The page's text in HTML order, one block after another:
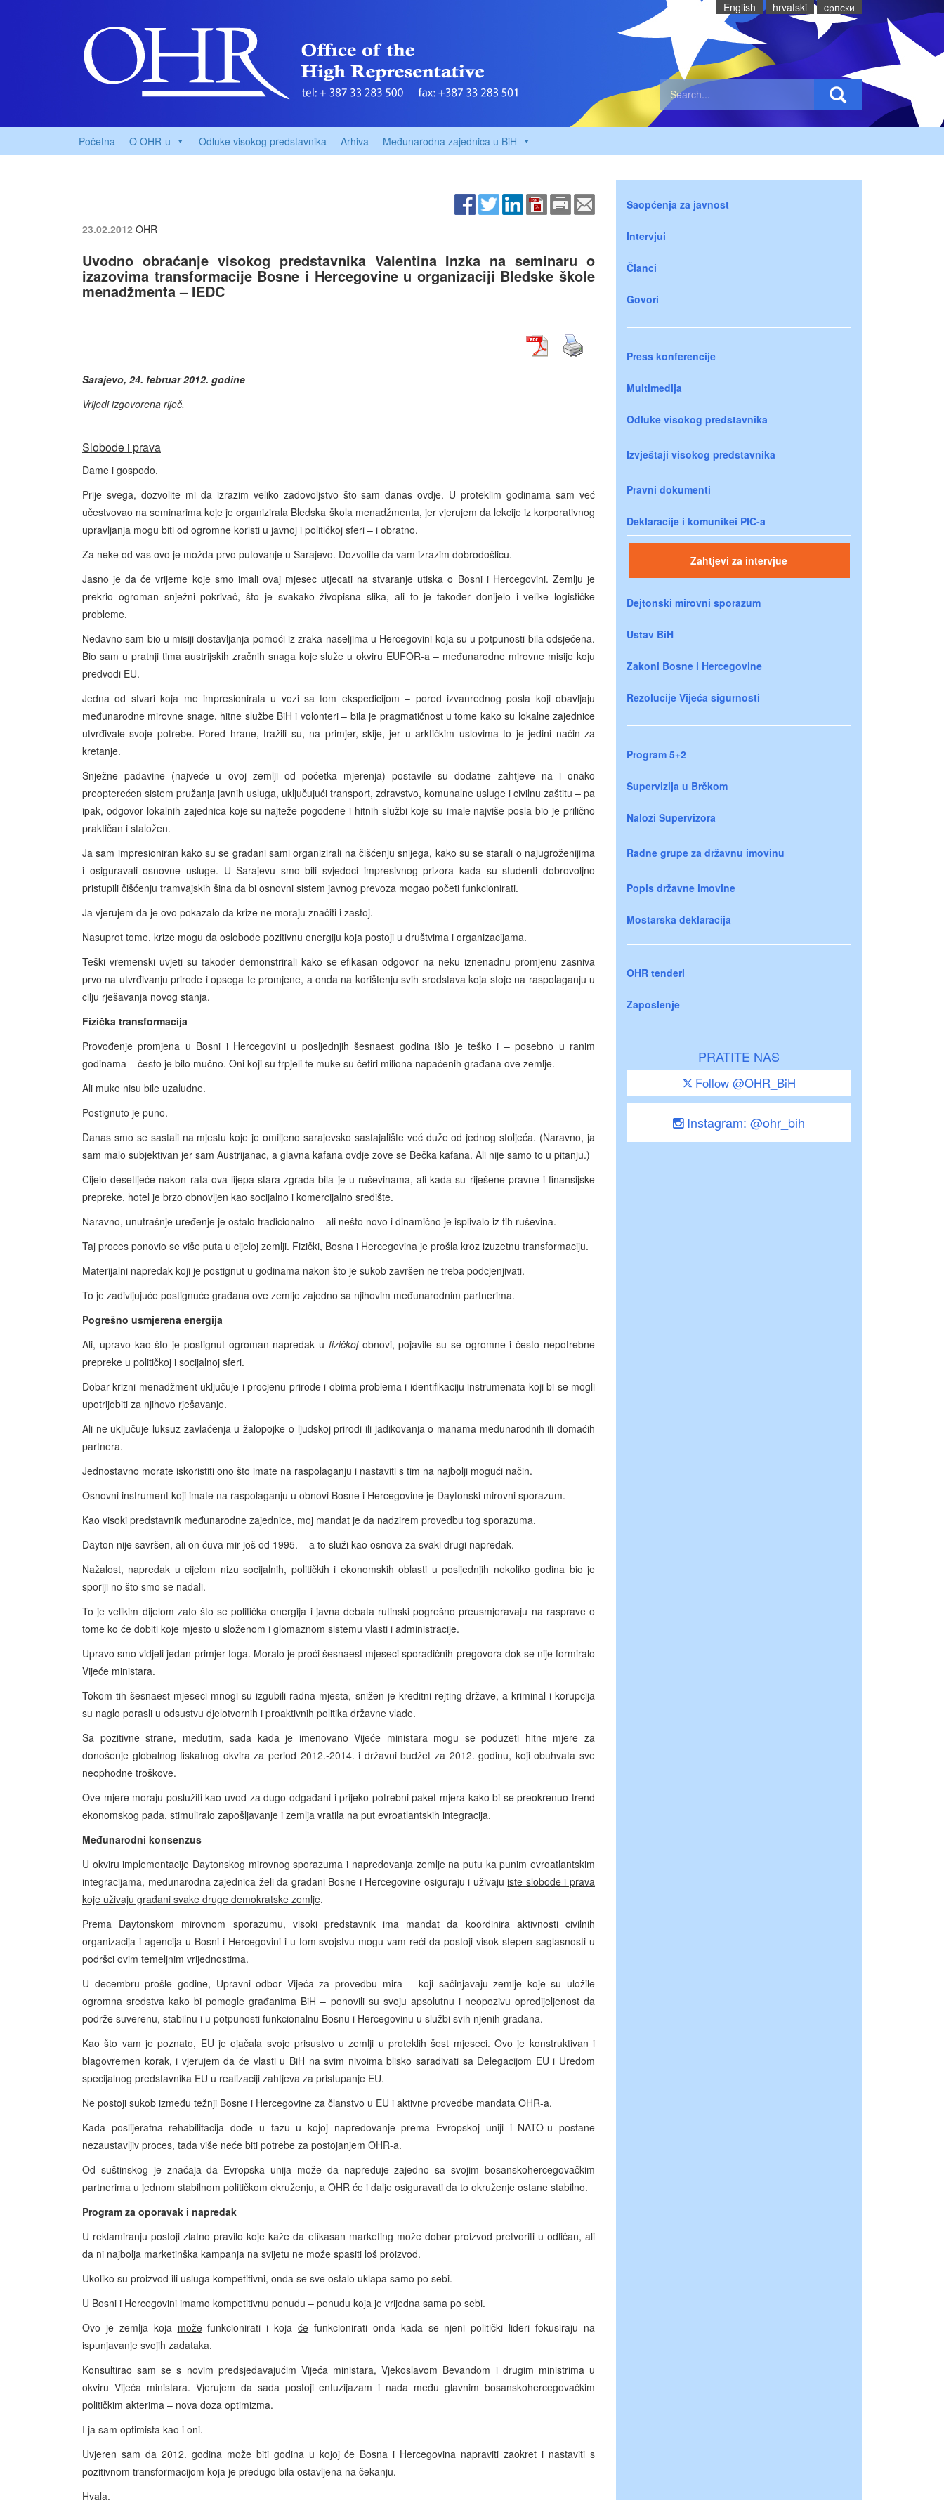
English hrvatski cрпски
Početna O OHR-u Odluke visokog predstavnika Arhiva Međunarodna zajednica u BiH
23.02.2012 OHR
Uvodno obraćanje visokog predstavnika Valentina Inzka na seminaru o
izazovima transformacije Bosne i Hercegovine u organizaciji Bledske škole
menadžmenta – IEDC
Sarajevo, 24. februar 2012. godine
Vrijedi izgovorena riječ.
Slobode i prava
Dame i gospodo,
Prije svega, dozvolite mi da izrazim veliko zadovoljstvo što sam danas ovdje. U proteklim godinama sam već
učestvovao na seminarima koje je organizirala Bledska škola menadžmenta, jer vjerujem da lekcije iz korporativnog
upravljanja mogu biti od ogromne koristi u javnoj i političkoj sferi – i obratno.
Za neke od vas ovo je možda prvo putovanje u Sarajevo. Dozvolite da vam izrazim dobrodošlicu.
Jasno je da će vrijeme koje smo imali ovaj mjesec utjecati na stvaranje utiska o Bosni i Hercegovini. Zemlju je
prekrio ogroman snježni pokrivač, što je svakako živopisna slika, ali to je također donijelo i velike logističke
probleme.
Nedavno sam bio u misiji dostavljanja pomoći iz zraka naseljima u Hercegovini koja su u potpunosti bila odsječena.
Bio sam u pratnji tima austrijskih zračnih snaga koje služe u okviru EUFOR-a – međunarodne mirovne misije koju
predvodi EU.
Jedna od stvari koja me impresionirala u vezi sa tom ekspedicijom – pored izvanrednog posla koji obavljaju
međunarodne mirovne snage, hitne službe BiH i volonteri – bila je pragmatičnost u tome kako su lokalne zajednice
utvrđivale svoje potrebe. Pored hrane, tražili su, na primjer, skije, jer u arktičkim uslovima to je jedini način za
kretanje.
Snježne padavine (najveće u ovoj zemlji od početka mjerenja) postavile su dodatne zahtjeve na i onako
preopterećen sistem pružanja javnih usluga, uključujući transport, zdravstvo, komunalne usluge i civilnu zaštitu – pa
ipak, odgovor lokalnih zajednica koje su najteže pogođene i hitnih službi koje su imale najviše posla bio je prilično
praktičan i staložen.
Ja sam impresioniran kako su se građani sami organizirali na čišćenju snijega, kako su se starali o najugroženijima
i osiguravali osnovne usluge. U Sarajevu smo bili svjedoci impresivnog prizora kada su studenti dobrovoljno
pristupili čišćenju tramvajskih šina da bi osnovni sistem javnog prevoza mogao početi funkcionirati.
Ja vjerujem da je ovo pokazalo da krize ne moraju značiti i zastoj.
Nasuprot tome, krize mogu da oslobode pozitivnu energiju koja postoji u društvima i organizacijama.
Teški vremenski uvjeti su također demonstrirali kako se efikasan odgovor na neku iznenadnu promjenu zasniva
prvo na utvrđivanju prirode i opsega te promjene, a onda na korištenju svih sredstava koja stoje na raspolaganju u
cilju rješavanja novog stanja.
Fizička transformacija
Provođenje promjena u Bosni i Hercegovini u posljednjih šesnaest godina išlo je teško i – posebno u ranim
godinama – često je bilo mučno. Oni koji su trpjeli te muke su četiri miliona napaćenih građana ove zemlje.
Ali muke nisu bile uzaludne.
Postignuto je puno.
Danas smo se sastali na mjestu koje je omiljeno sarajevsko sastajalište već duže od jednog stoljeća. (Naravno, ja
sam malo subjektivan jer sam Austrijanac, a glavna kafana ovdje zove se Bečka kafana. Ali nije samo to u pitanju.)
Cijelo desetljeće nakon rata ova lijepa stara zgrada bila je u ruševinama, ali kada su riješene pravne i finansijske
prepreke, hotel je brzo obnovljen kao socijalno i komercijalno središte.
Naravno, unutrašnje uređenje je ostalo tradicionalno – ali nešto novo i dinamično je isplivalo iz tih ruševina.
Taj proces ponovio se više puta u cijeloj zemlji. Fizički, Bosna i Hercegovina je prošla kroz izuzetnu transformaciju.
Materijalni napredak koji je postignut u godinama nakon što je sukob završen ne treba podcjenjivati.
To je zadivljujuće postignuće građana ove zemlje zajedno sa njihovim međunarodnim partnerima.
Pogrešno usmjerena energija
Ali, upravo kao što je postignut ogroman napredak u fizičkoj obnovi, pojavile su se ogromne i često nepotrebne
prepreke u političkoj i socijalnoj sferi.
Dobar krizni menadžment uključuje i procjenu prirode i obima problema i identifikaciju instrumenata koji bi se mogli
upotrijebiti za njihovo rješavanje.
Ali ne uključuje luksuz zavlačenja u žalopojke o ljudskoj prirodi ili jadikovanja o manama međunarodnih ili domaćih
partnera.
Jednostavno morate iskoristiti ono što imate na raspolaganju i nastaviti s tim na najbolji mogući način.
Osnovni instrument koji imate na raspolaganju u obnovi Bosne i Hercegovine je Daytonski mirovni sporazum.
Kao visoki predstavnik međunarodne zajednice, moj mandat je da nadzirem provedbu tog sporazuma.
Dayton nije savršen, ali on čuva mir još od 1995. – a to služi kao osnova za svaki drugi napredak.
Nažalost, napredak u cijelom nizu socijalnih, političkih i ekonomskih oblasti u posljednjih nekoliko godina bio je
sporiji no što smo se nadali.
To je velikim dijelom zato što se politička energija i javna debata rutinski pogrešno preusmjeravaju na rasprave o
tome ko će dobiti koje mjesto u složenom i glomaznom sistemu vlasti i administracije.
Upravo smo vidjeli jedan primjer toga. Moralo je proći šesnaest mjeseci sporadičnih pregovora dok se nije formiralo
Vijeće ministara.
Tokom tih šesnaest mjeseci mnogi su izgubili radna mjesta, snižen je kreditni rejting države, a kriminal i korupcija
su naglo porasli u odsustvu djelotvornih i proaktivnih politika državne vlade.
Sa pozitivne strane, međutim, sada kada je imenovano Vijeće ministara mogu se poduzeti hitne mjere za
donošenje globalnog fiskalnog okvira za period 2012.-2014. i državni budžet za 2012. godinu, koji obuhvata sve
neophodne troškove.
Ove mjere moraju poslužiti kao uvod za dugo odgađani i prijeko potrebni paket mjera kako bi se preokrenuo trend
ekonomskog pada, stimuliralo zapošljavanje i zemlja vratila na put evroatlantskih integracija.
Međunarodni konsenzus
U okviru implementacije Daytonskog mirovnog sporazuma i napredovanja zemlje na putu ka punim evroatlantskim
integracijama, međunarodna zajednica želi da građani Bosne i Hercegovine osiguraju i uživajuiste slobode i prava
koje uživaju građani svake druge demokratske zemlje.
Prema Daytonskom mirovnom sporazumu, visoki predstavnik ima mandat da koordinira aktivnosti civilnih
organizacija i agencija u Bosni i Hercegovini i u tom svojstvu mogu vam reći da postoji visok stepen saglasnosti u
podršci ovim temeljnim vrijednostima.
U decembru prošle godine, Upravni odbor Vijeća za provedbu mira – koji sačinjavaju zemlje koje su uložile
ogromna sredstva kako bi pomogle građanima BiH – ponovili su svoju apsolutnu i neopozivu opredijeljenost da
podrže suverenu, stabilnu i u potpunosti funkcionalnu Bosnu i Hercegovinu u službi svih njenih građana.
Kao što vam je poznato, EU je ojačala svoje prisustvo u zemlji u proteklih šest mjeseci. Ovo je konstruktivan i
blagovremen korak, i vjerujem da će vlasti u BiH na svim nivoima blisko sarađivati sa Delegacijom EU i Uredom
specijalnog predstavnika EU u realizaciji zahtjeva za pristupanje EU.
Ne postoji sukob između težnji Bosne i Hercegovine za članstvo u EU i aktivne provedbe mandata OHR-a.
Kada poslijeratna rehabilitacija dođe u fazu u kojoj napredovanje prema Evropskoj uniji i NATO-u postane
nezaustavljiv proces, tada više neće biti potrebe za postojanjem OHR-a.
Od suštinskog je značaja da Evropska unija može da napreduje zajedno sa svojim bosanskohercegovačkim
partnerima u jednom stabilnom političkom okruženju, a OHR će i dalje osiguravati da to okruženje ostane stabilno.
Program za oporavak i napredak
U reklamiranju postoji zlatno pravilo koje kaže da efikasan marketing može dobar proizvod pretvoriti u odličan, ali
da ni najbolja marketinška kampanja na svijetu ne može spasiti loš proizvod.
Ukoliko su proizvod ili usluga kompetitivni, onda se sve ostalo uklapa samo po sebi.
U Bosni i Hercegovini imamo kompetitivnu ponudu – ponudu koja je vrijedna sama po sebi.
Ovo je zemlja koja možefunkcionirati i kojaće funkcionirati onda kada se njeni politički lideri fokusiraju na
ispunjavanje svojih zadataka.
Konsultirao sam se s novim predsjedavajućim Vijeća ministara, Vjekoslavom Bevandom i drugim ministrima u
okviru Vijeća ministara. Vjerujem da sada postoji entuzijazam i nada među glavnim bosanskohercegovačkim
političkim akterima – nova doza optimizma.
I ja sam optimista kao i oni.
Uvjeren sam da 2012. godina može biti godina u kojoj će Bosna i Hercegovina napraviti zaokret i nastaviti s
pozitivnom transformacijom koja je predugo bila ostavljena na čekanju.
Hvala.
Saopćenja za javnost
Intervjui
Članci
Govori
Press konferencije
Multimedija
Odluke visokog predstavnika
Izvještaji visokog predstavnika
Pravni dokumenti
Deklaracije i komunikei PIC-a
Zahtjevi za intervjue
Dejtonski mirovni sporazum
Ustav BiH
Zakoni Bosne i Hercegovine
Rezolucije Vijeća sigurnosti
Program 5+2
Supervizija u Brčkom
Nalozi Supervizora
Radne grupe za državnu imovinu
Popis državne imovine
Mostarska deklaracija
OHR tenderi
Zaposlenje
PRATITE NAS
Follow @OHR_BiH
Instagram: @ohr_bih